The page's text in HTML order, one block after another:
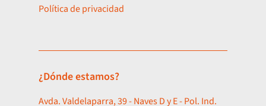
Política de privacidad
¿Dónde estamos?
Avda. Valdelaparra, 39 - Naves D y E - Pol. Ind.